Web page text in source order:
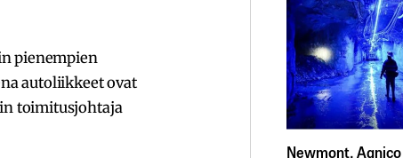
pienempien
autoliikkeet ovat
toimitusjohtaja
Newmont,